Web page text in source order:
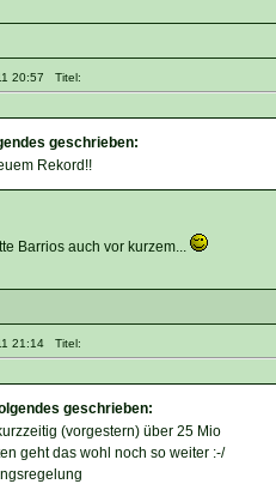
20:57 Titel:
geschrieben:
Rekord!!
Barrios auch vor kurzem...
21:14 Titel:
geschrieben:
(vorgestern) über 25 Mio
geht das wohl noch so weiter :-/